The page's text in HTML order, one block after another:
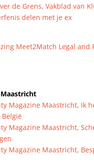
de Grens, Vakblad van
delen met je ex
Meet2Match Legal and
Magazine Maastricht, Ik
Magazine Maastricht,
Magazine Maastricht,